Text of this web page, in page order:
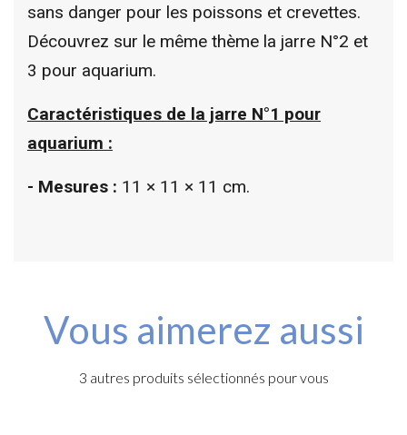
sans danger pour les poissons et crevettes.
Découvrez sur le même thème la jarre N°2 et
3 pour aquarium.
Caractéristiques de la jarre N°1 pour
aquarium :
- Mesures : 11 × 11 × 11 cm.
Vous aimerez aussi
3 autres produits sélectionnés pour vous